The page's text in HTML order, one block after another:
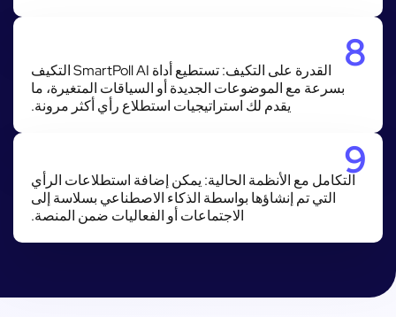
القدرة على التكيف: تستطيع أداة SmartPoll AI التكيف
بسرعة مع الموضوعات الجديدة أو السياقات المتغيرة، ما
يقدم لك استراتيجيات استطلاع رأي أكثر مرونة.
التكامل مع الأنظمة الحالية: يمكن إضافة استطلاعات الرأي
التي تم إنشاؤها بواسطة الذكاء الاصطناعي بسلاسة إلى
الاجتماعات أو الفعاليات ضمن المنصة.